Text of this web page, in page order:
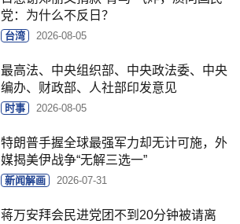
党：为什么不反日？
台湾 2026-08-05
最高法、中央组织部、中央政法委、中央
编办、财政部、人社部印发意见
时事 2026-08-05
特朗普手握全球最强军力却无计可施，外
媒揭美伊战争“无解三选一”
新闻解画 2026-07-31
蒋万安拜会民进党团不到20分钟被请离